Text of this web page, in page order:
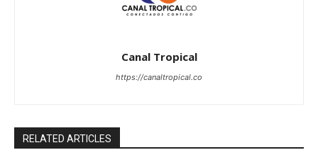
Canal Tropical
https://canaltropical.co
RELATED ARTICLES